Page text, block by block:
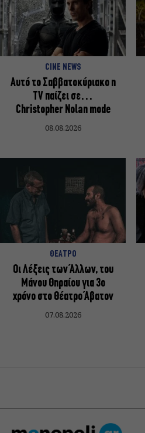
CINE NEWS
Αυτό το Σαββατοκύριακο η
TV παίζει σε…
Christopher Nolan mode
08.08.2026
ΘΕΑΤΡΟ
Οι Λέξεις των Άλλων, του
Μάνου Θηραίου για 3ο
χρόνο στο Θέατρο Άβατον
07.08.2026